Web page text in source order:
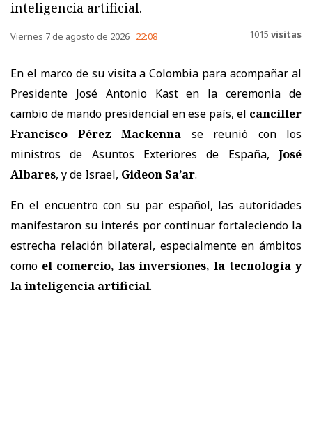
inteligencia artificial.
Viernes 7 de agosto de 2026 22:08 1015 visitas
En el marco de su visita a Colombia para acompañar al
Presidente José Antonio Kast en la ceremonia de
cambio de mando presidencial en ese país, el canciller
Francisco Pérez Mackenna se reunió con los
ministros de Asuntos Exteriores de España, José
Albares, y de Israel, Gideon Sa’ar.
En el encuentro con su par español, las autoridades
manifestaron su interés por continuar fortaleciendo la
estrecha relación bilateral, especialmente en ámbitos
como el comercio, las inversiones, la tecnología y
la inteligencia artificial.